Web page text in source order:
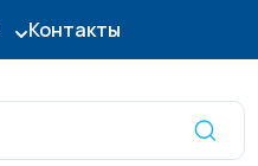
Контакты